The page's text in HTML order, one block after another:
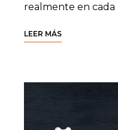
realmente en cada
LEER MÁS